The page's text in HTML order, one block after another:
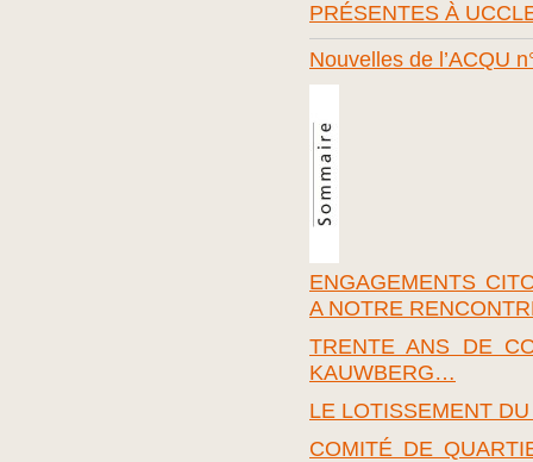
PRÉSENTES À
Nouvelles de l’ACQU
ENGAGEMENTS
A NOTRE
TRENTE ANS DE
KAUWBERG…
LE LOTISSEMENT
COMITÉ DE